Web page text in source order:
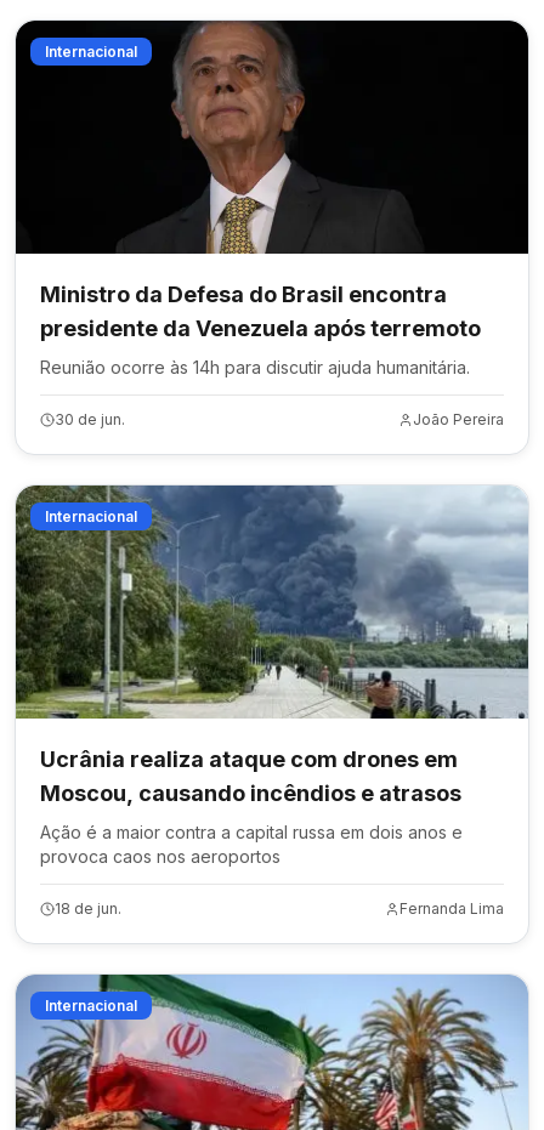
Internacional
Ministro da Defesa do Brasil encontra
presidente da Venezuela após terremoto
Reunião ocorre às 14h para discutir ajuda humanitária.
30 de jun. João Pereira
Internacional
Ucrânia realiza ataque com drones em
Moscou, causando incêndios e atrasos
Ação é a maior contra a capital russa em dois anos e
provoca caos nos aeroportos
18 de jun. Fernanda Lima
Internacional